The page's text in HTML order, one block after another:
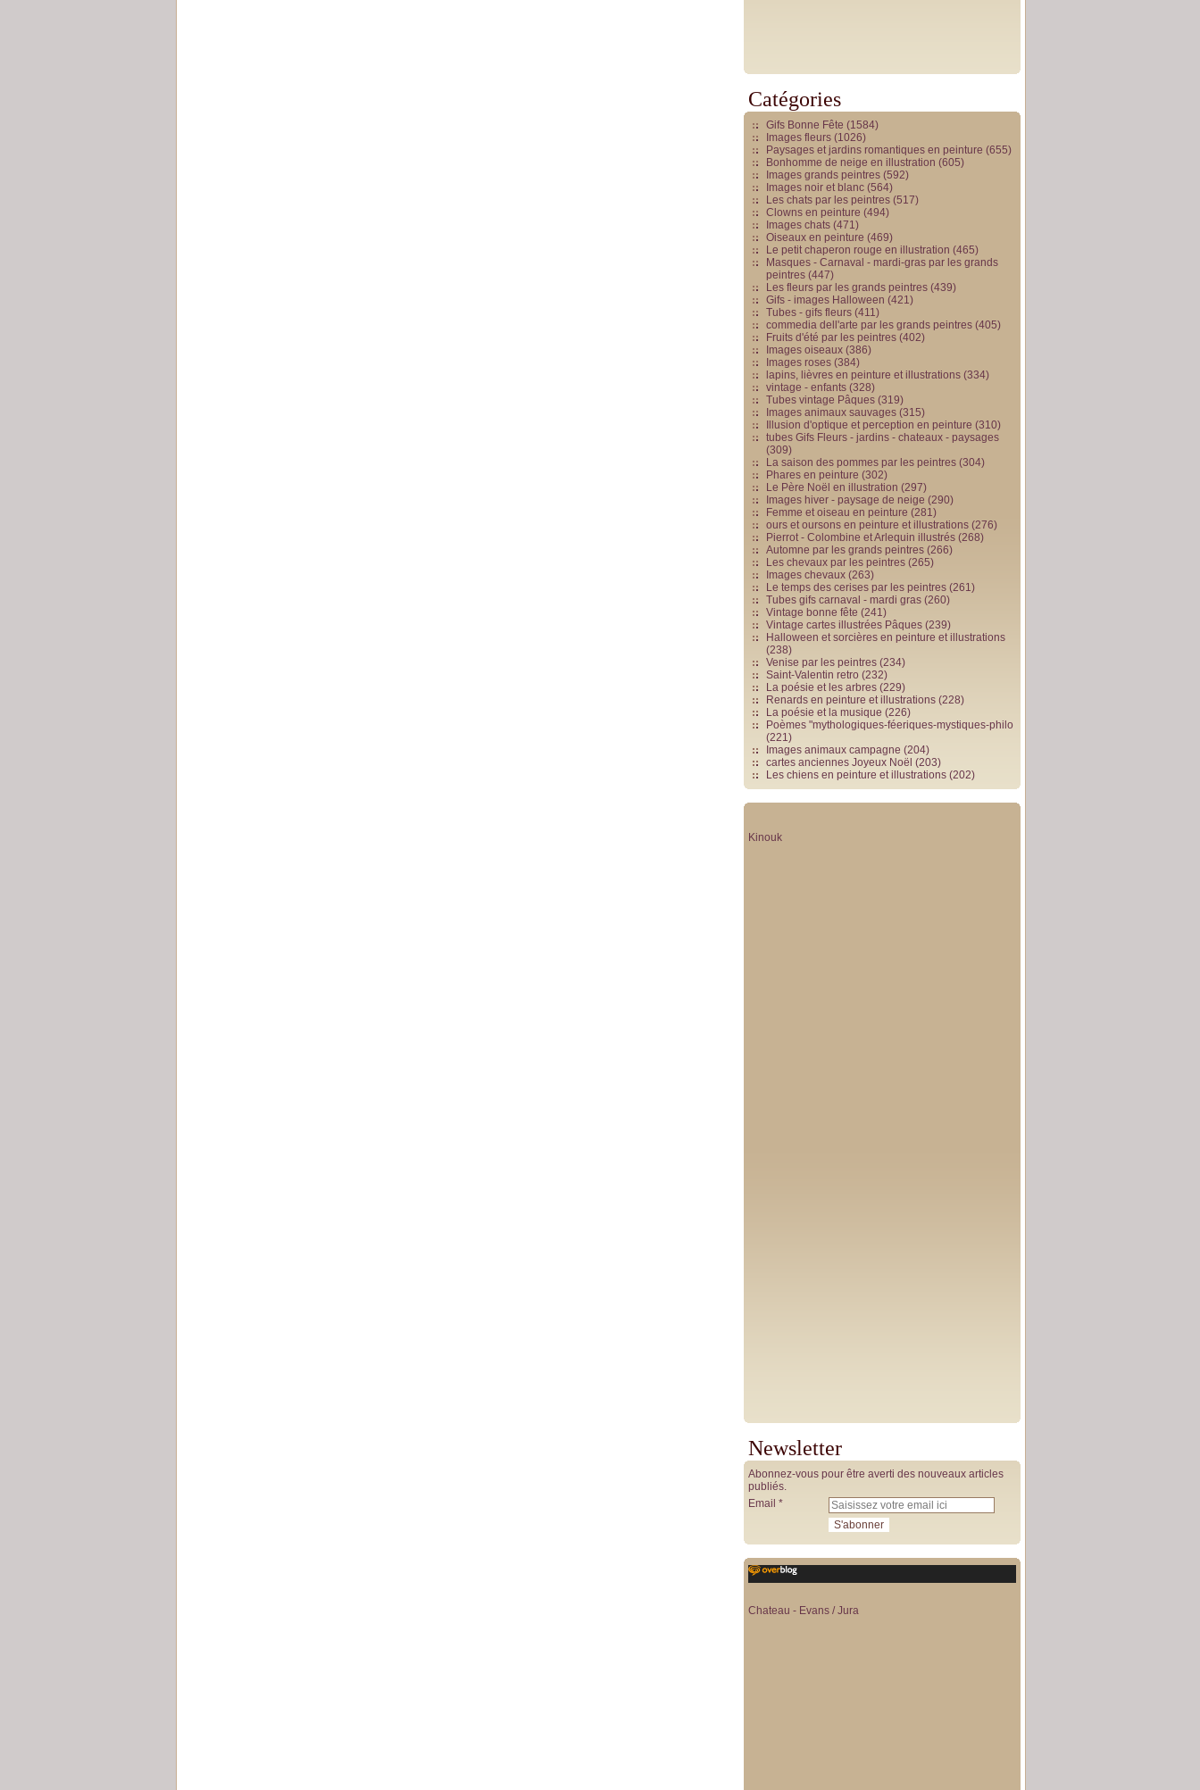
Catégories
Gifs Bonne Fête (1584)
Images fleurs (1026)
Paysages et jardins romantiques en peinture (655)
Bonhomme de neige en illustration (605)
Images grands peintres (592)
Images noir et blanc (564)
Les chats par les peintres (517)
Clowns en peinture (494)
Images chats (471)
Oiseaux en peinture (469)
Le petit chaperon rouge en illustration (465)
Masques - Carnaval - mardi-gras par les grands
peintres (447)
Les fleurs par les grands peintres (439)
Gifs - images Halloween (421)
Tubes - gifs fleurs (411)
commedia dell'arte par les grands peintres (405)
Fruits d'été par les peintres (402)
Images oiseaux (386)
Images roses (384)
lapins, lièvres en peinture et illustrations (334)
vintage - enfants (328)
Tubes vintage Pâques (319)
Images animaux sauvages (315)
Illusion d'optique et perception en peinture (310)
tubes Gifs Fleurs - jardins - chateaux - paysages
(309)
La saison des pommes par les peintres (304)
Phares en peinture (302)
Le Père Noël en illustration (297)
Images hiver - paysage de neige (290)
Femme et oiseau en peinture (281)
ours et oursons en peinture et illustrations (276)
Pierrot - Colombine et Arlequin illustrés (268)
Automne par les grands peintres (266)
Les chevaux par les peintres (265)
Images chevaux (263)
Le temps des cerises par les peintres (261)
Tubes gifs carnaval - mardi gras (260)
Vintage bonne fête (241)
Vintage cartes illustrées Pâques (239)
Halloween et sorcières en peinture et illustrations
(238)
Venise par les peintres (234)
Saint-Valentin retro (232)
La poésie et les arbres (229)
Renards en peinture et illustrations (228)
La poésie et la musique (226)
Poèmes "mythologiques-féeriques-mystiques-philo
(221)
Images animaux campagne (204)
cartes anciennes Joyeux Noël (203)
Les chiens en peinture et illustrations (202)
Kinouk
Newsletter
Abonnez-vous pour être averti des nouveaux articles
publiés.
Email
Chateau - Evans / Jura